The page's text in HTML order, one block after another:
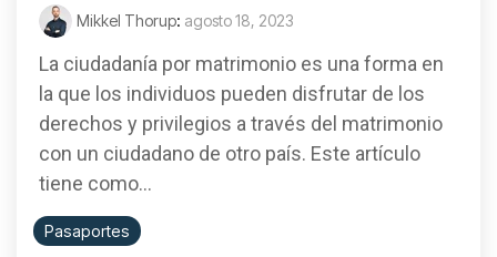
Mikkel Thorup: agosto 18, 2023
La ciudadanía por matrimonio es una forma en
la que los individuos pueden disfrutar de los
derechos y privilegios a través del matrimonio
con un ciudadano de otro país. Este artículo
tiene como...
Pasaportes